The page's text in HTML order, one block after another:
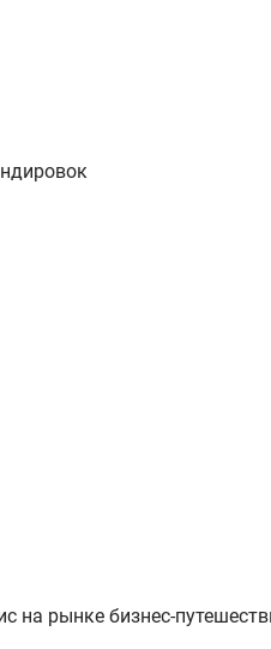
на рынке бизнес-